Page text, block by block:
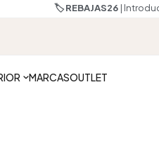
🏷️ REBAJAS26|
MARCASOUTLET